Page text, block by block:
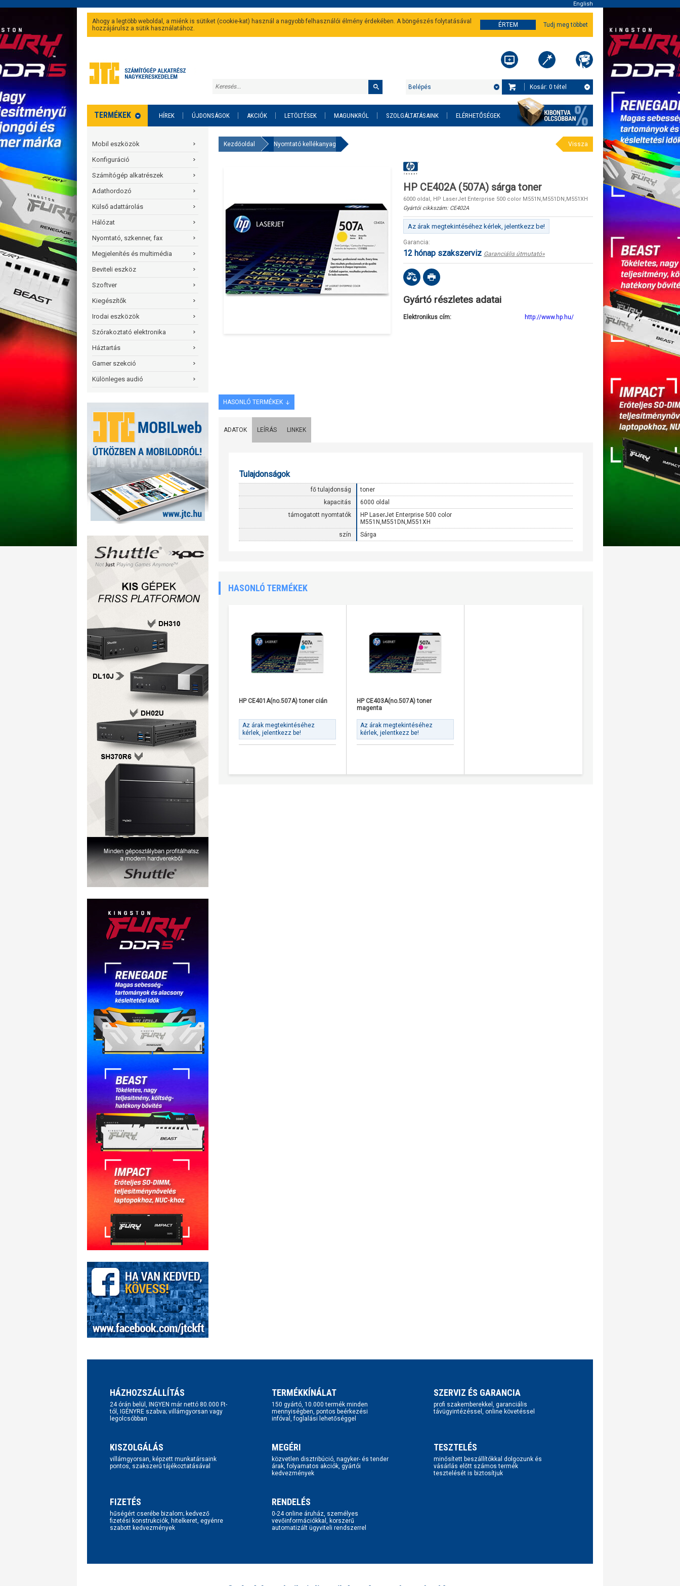
English
Ahogy a legtöbb weboldal, a miénk is sütiket (cookie-kat) használ a nagyobb felhasználói élmény érdekében. A böngészés folytatásával
hozzájárulsz a sütik használatához.
ÉRTEM Tudj meg többet
Kosár: 0 tétel
Belépés
TERMÉKEK HÍREK ÚJDONSÁGOK AKCIÓK LETÖLTÉSEK MAGUNKRÓL SZOLGÁLTATÁSAINK ELÉRHETŐSÉGEK
Mobil eszközök
Konfiguráció
Számítógép alkatrészek
Adathordozó
Külső adattárolás
Hálózat
Nyomtató, szkenner, fax
Megjelenítés és multimédia
Beviteli eszköz
Szoftver
Kiegészítők
Irodai eszközök
Szórakoztató elektronika
Háztartás
Gamer szekció
Különleges audió
Kezdőoldal Nyomtató kellékanyag Vissza
HP CE402A (507A) sárga toner
6000 oldal, HP LaserJet Enterprise 500 color M551N,M551DN,M551XH
Gyártói cikkszám: CE402A
Az árak megtekintéséhez kérlek, jelentkezz be!
Garancia:
12 hónap szakszerviz Garanciális útmutató»
Gyártó részletes adatai
Elektronikus cím: http://www.hp.hu/
HASONLÓ TERMÉKEK
ADATOK LEÍRÁS LINKEK
Tulajdonságok
fő tulajdonság
toner
kapacitás
6000 oldal
támogatott nyomtatók
HP LaserJet Enterprise 500 color
M551N,M551DN,M551XH
szín
Sárga
HASONLÓ TERMÉKEK
HP CE401A(no.507A) toner cián
Az árak megtekintéséhez
kérlek, jelentkezz be!
HP CE403A(no.507A) toner
magenta
Az árak megtekintéséhez
kérlek, jelentkezz be!
HÁZHOZSZÁLLÍTÁS
24 órán belül, INGYEN már nettó 80.000 Ft-
tól, IGÉNYRE szabva; villámgyorsan vagy
legolcsóbban
TERMÉKKÍNÁLAT
150 gyártó, 10.000 termék minden
mennyiségben, pontos beérkezési
infóval, foglalási lehetőséggel
SZERVIZ ÉS GARANCIA
profi szakemberekkel, garanciális
távügyintézéssel, online követéssel
KISZOLGÁLÁS
villámgyorsan, képzett munkatársaink
pontos, szakszerű tájékoztatásával
MEGÉRI
közvetlen disztribúció, nagyker- és tender
árak, folyamatos akciók, gyártói
kedvezmények
TESZTELÉS
minősített beszállítókkal dolgozunk és
vásárlás előtt számos termék
tesztelését is biztosítjuk
FIZETÉS
hűségért cserébe bizalom; kedvező
fizetési konstrukciók, hitelkeret, egyénre
szabott kedvezmények
RENDELÉS
0-24 online áruház, személyes
vevőinformációkkal, korszerű
automatizált ügyviteli rendszerrel